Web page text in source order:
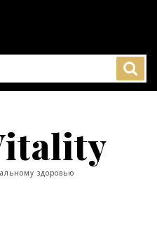
здоровью